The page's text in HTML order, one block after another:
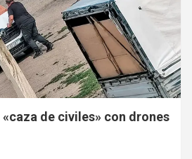
de civiles» con drones